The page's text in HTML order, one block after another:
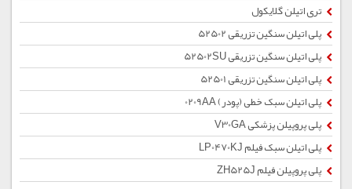
تری اتیلن گلایکول
پلی اتیلن سنگین تزریقی 52502
پلی اتیلن سنگین تزریقی 52502SU
پلی اتیلن سنگین تزریقی 52501
پلی اتیلن سبک خطی (پودر) 0209AA
پلی پروپیلن پزشکی V30GA
پلی اتیلن سبک فیلم LP0470KJ
پلی پروپیلن فیلم ZH525J